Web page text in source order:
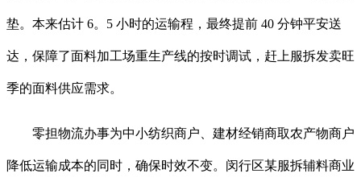
垫。本来估计 6。5 小时的运输程，最终提前 40 分钟平安送
达，保障了面料加工场重生产线的按时调试，赶上服拆发卖旺
季的面料供应需求。
零担物流办事为中小纺织商户、建材经销商取农产物商户
降低运输成本的同时，确保时效不变。闵行区某服拆辅料商业